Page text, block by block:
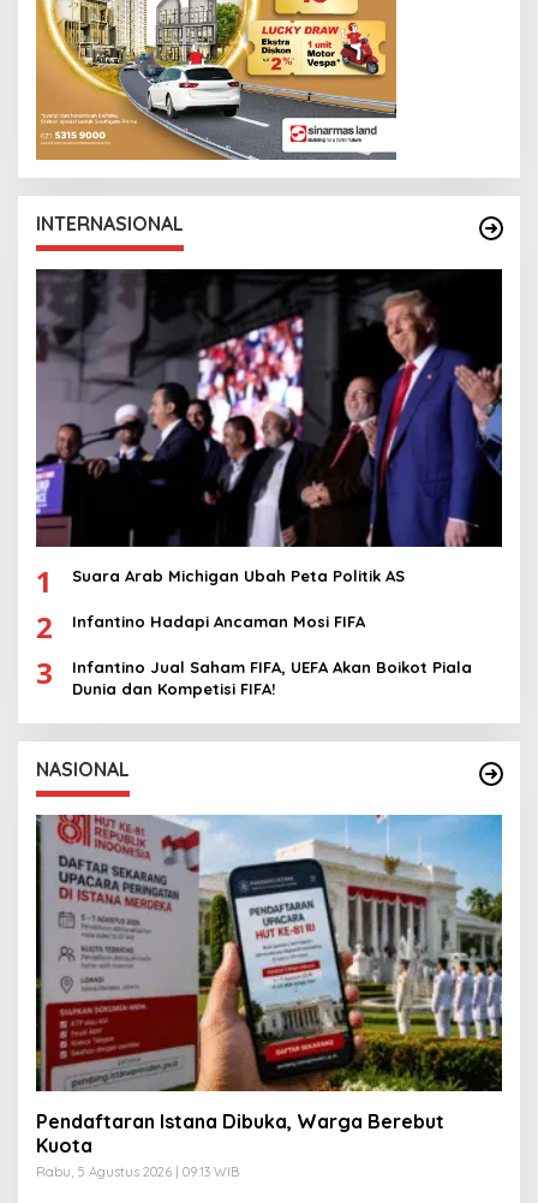
INTERNASIONAL
1 Suara Arab Michigan Ubah Peta Politik AS
2 Infantino Hadapi Ancaman Mosi FIFA
3
Infantino Jual Saham FIFA, UEFA Akan Boikot Piala
Dunia dan Kompetisi FIFA!
NASIONAL
Pendaftaran Istana Dibuka, Warga Berebut
Kuota
Rabu, 5 Agustus 2026 | 09:13 WIB